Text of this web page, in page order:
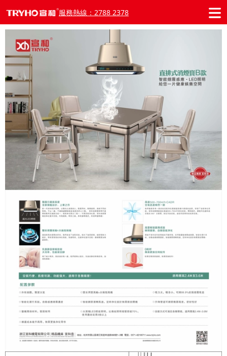
服務熱線：2788 2378